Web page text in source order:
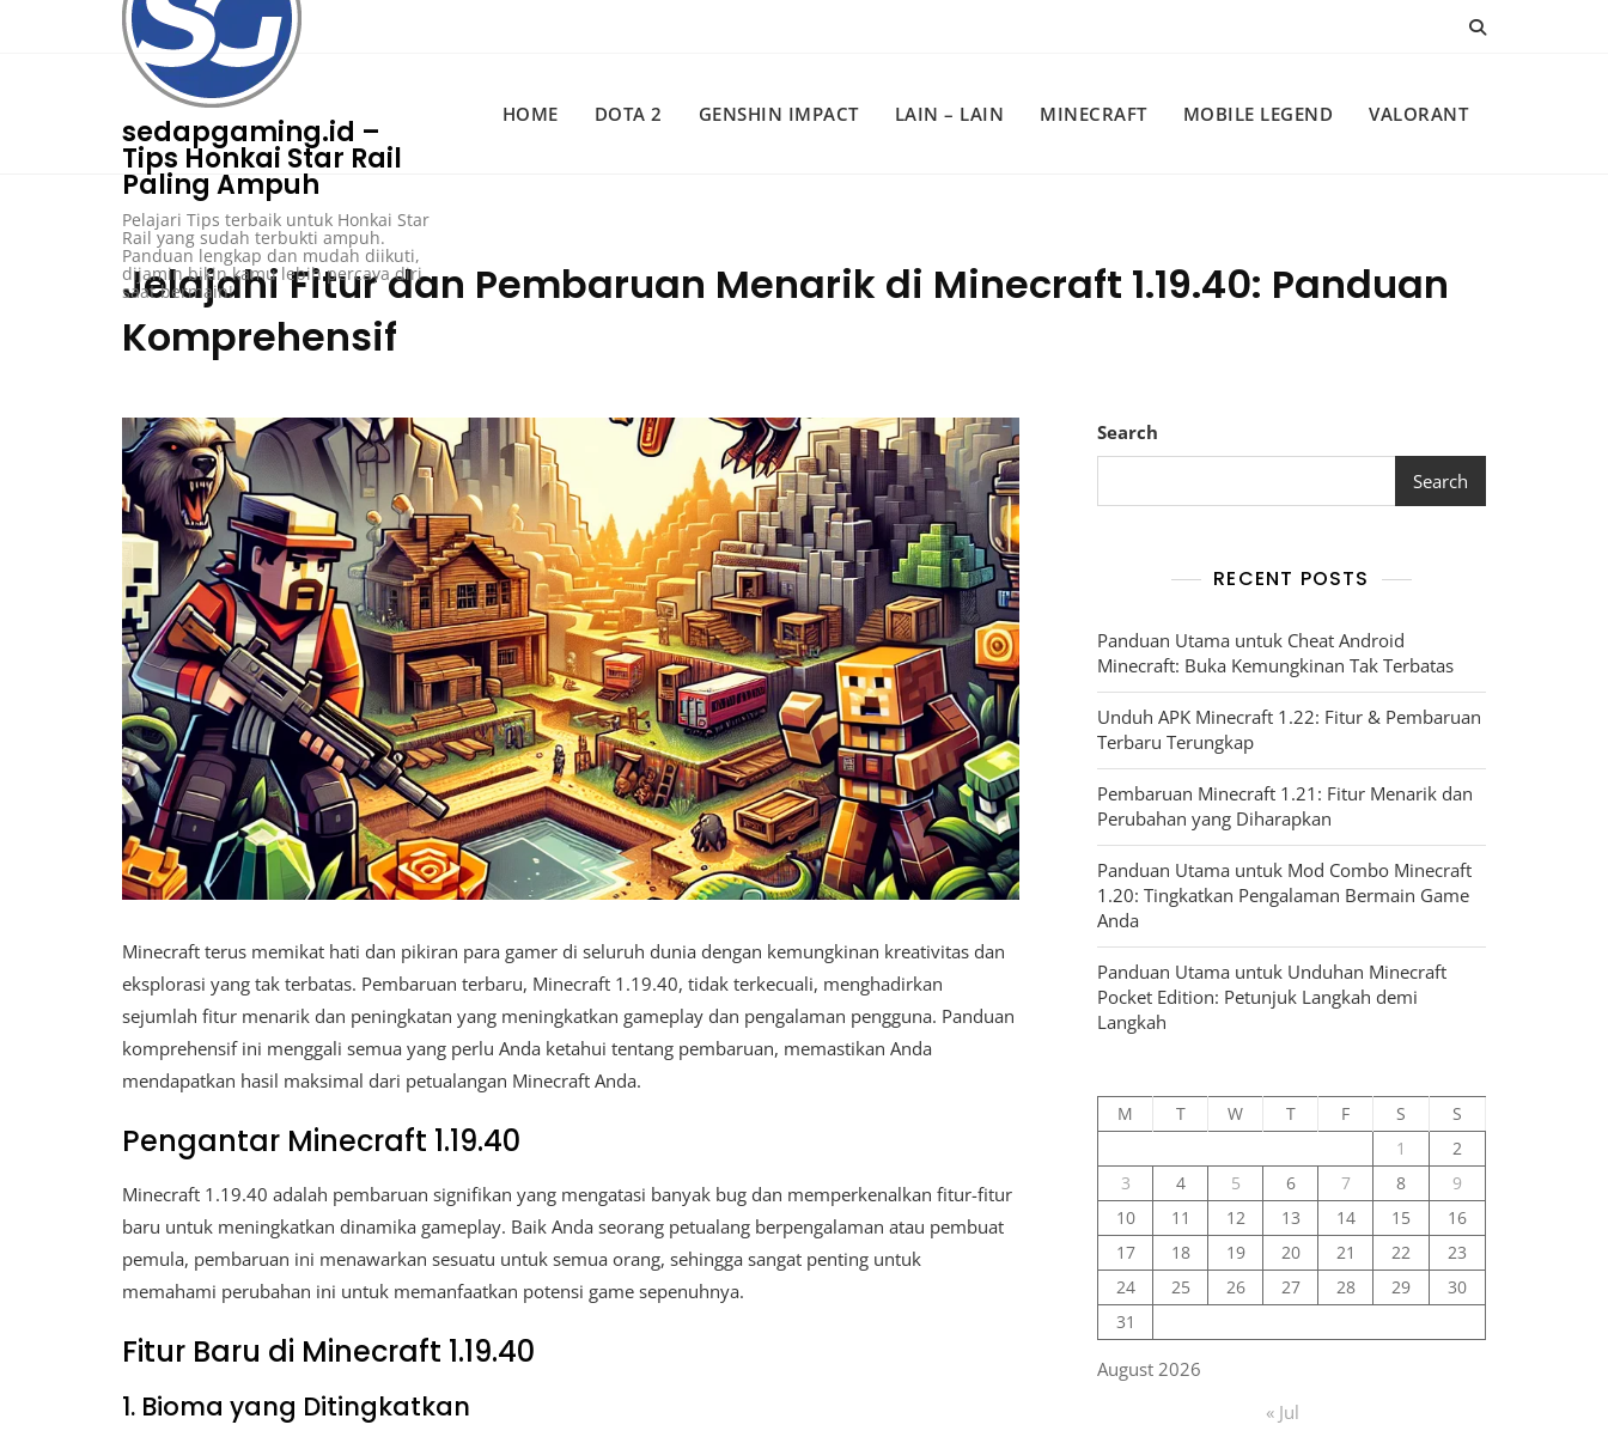
sedapgaming.id –
Tips Honkai Star Rail
Paling Ampuh
Pelajari Tips terbaik untuk Honkai Star
Rail yang sudah terbukti ampuh.
Panduan lengkap dan mudah diikuti,
dijamin bikin kamu lebih percaya diri
saat bermain!
HOME DOTA 2 GENSHIN IMPACT LAIN – LAIN MINECRAFT MOBILE LEGEND VALORANT
Jelajahi Fitur dan Pembaruan Menarik di Minecraft 1.19.40: Panduan
Komprehensif
Minecraft terus memikat hati dan pikiran para gamer di seluruh dunia dengan kemungkinan kreativitas dan
eksplorasi yang tak terbatas. Pembaruan terbaru, Minecraft 1.19.40, tidak terkecuali, menghadirkan
sejumlah fitur menarik dan peningkatan yang meningkatkan gameplay dan pengalaman pengguna. Panduan
komprehensif ini menggali semua yang perlu Anda ketahui tentang pembaruan, memastikan Anda
mendapatkan hasil maksimal dari petualangan Minecraft Anda.
Pengantar Minecraft 1.19.40
Minecraft 1.19.40 adalah pembaruan signifikan yang mengatasi banyak bug dan memperkenalkan fitur-fitur
baru untuk meningkatkan dinamika gameplay. Baik Anda seorang petualang berpengalaman atau pembuat
pemula, pembaruan ini menawarkan sesuatu untuk semua orang, sehingga sangat penting untuk
memahami perubahan ini untuk memanfaatkan potensi game sepenuhnya.
Fitur Baru di Minecraft 1.19.40
1. Bioma yang Ditingkatkan
Search
Search
RECENT POSTS
Panduan Utama untuk Cheat Android
Minecraft: Buka Kemungkinan Tak Terbatas
Unduh APK Minecraft 1.22: Fitur & Pembaruan
Terbaru Terungkap
Pembaruan Minecraft 1.21: Fitur Menarik dan
Perubahan yang Diharapkan
Panduan Utama untuk Mod Combo Minecraft
1.20: Tingkatkan Pengalaman Bermain Game
Anda
Panduan Utama untuk Unduhan Minecraft
Pocket Edition: Petunjuk Langkah demi
Langkah
August 2026
M T W T F S
S
1
2
3
4 5 6 7 8
9
10
11 12 13 14 15
16
17
18 19 20 21 22
23
24
25 26 27 28 29
30
31
« Jul